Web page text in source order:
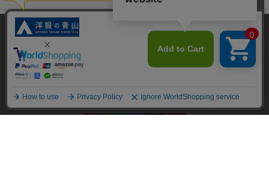
オーダースーツなら SHITATE
OFFICIAL SNS
当サイトでは、快適な閲覧体験とコンテンツ改善のためにCookieを使用
しています。閲覧を続けることで、Cookieの使用に同意したものとみな
します。詳細については
同意して閉じる